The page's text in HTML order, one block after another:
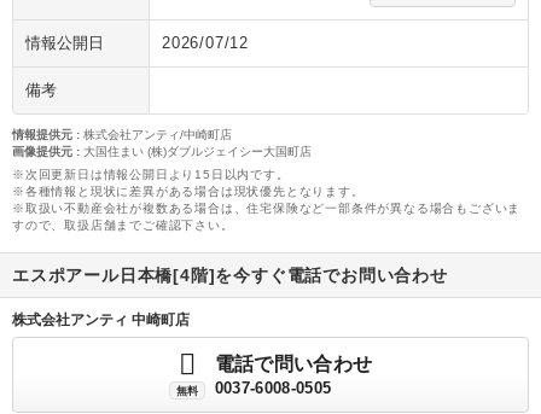
情報公開日 2026/07/12
備考
情報提供元 : 株式会社アンティ/中崎町店
画像提供元 : 大国住まい (株)ダブルジェイシー大国町店
※次回更新日は情報公開日より15日以内です。
※各種情報と現状に差異がある場合は現状優先となります。
※取扱い不動産会社が複数ある場合は、住宅保険など一部条件が異なる場合もございま
すので、取扱店舗までご確認下さい。
エスポアール日本橋[4階]を今すぐ電話でお問い合わせ
株式会社アンティ 中崎町店
無料
電話で問い合わせ
0037-6008-0505